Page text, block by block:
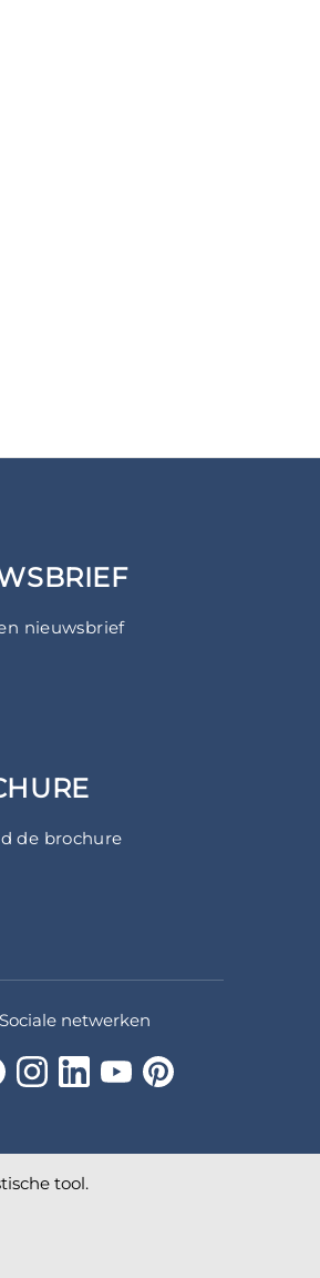
nieuwsbrief
de brochure
Sociale netwerken
tool.